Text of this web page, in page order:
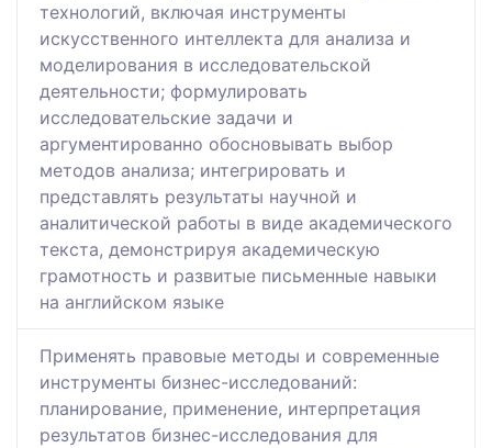
технологий, включая инструменты
искусственного интеллекта для анализа и
моделирования в исследовательской
деятельности; формулировать
исследовательские задачи и
аргументированно обосновывать выбор
методов анализа; интегрировать и
представлять результаты научной и
аналитической работы в виде академического
текста, демонстрируя академическую
грамотность и развитые письменные навыки
на английском языке
Применять правовые методы и современные
инструменты бизнес-исследований:
планирование, применение, интерпретация
результатов бизнес-исследования для